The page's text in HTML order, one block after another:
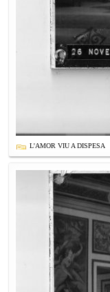
L'AMOR VIU A DISPESA